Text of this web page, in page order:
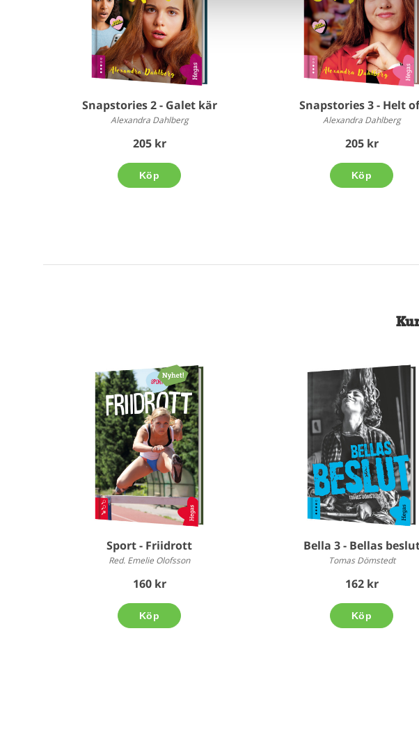
Snapstories 2 - Galet kär
Alexandra Dahlberg
205 kr
Köp
Snapstories 3 - Helt
Alexandra Dahlberg
205 kr
Köp
Sport - Friidrott
Red. Emelie Olofsson
160 kr
Köp
Bella 3 - Bellas
Tomas Dömstedt
162 kr
Köp